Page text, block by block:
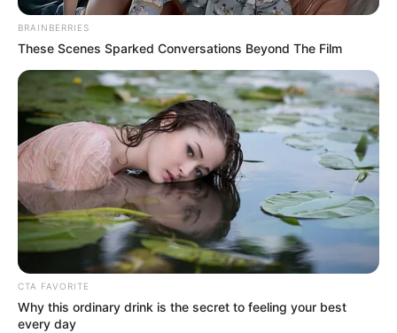
ΑΠΟΨΕΙΣ ΔΙΕΘΝΗ ΠΟΛΙΤΙΚΗ
ΔΕΝ ΚΟΛΛΑΕΙ Η ΙΣΤΟΡΙΑ ΜΕ ΤΙΣ
ΑΝΕΜΟΓΕΝΝΗΤΡΙΕΣ ΣΤΗΝ ΕΥΒΟΙΑ.
ΚΡΥΒΟΝΤΑΙ ΑΛΛΑ ΜΥΣΤΙΚΑ ΑΠΟ ΠΙΣΩ.
ΜΥΣΤΙΚΑ ΠΟΥ ΔΙΚΑΙΟΛΟΓΟΥΝ ΤΟ
ΕΓΚΛΗΜΑ.
ΚΑΠΟΙΑ ΜΕΓΑΛΑ ΜΥΣΤΙΚΑ ΚΡΥΒΟΝΤΑΙ ΠΙΣΩ ΑΠΟ ΤΙΣ ΦΩΤΙΕΣ
ΣΤΗΝ ΒΟΡΕΙΑ ΕΥΒΟΙΑ. ΜΥΣΤΙΚΑ ΠΟΥ ΔΙΚΑΙΟΛΟΓΟΥΝ ΑΚΟΜΑ
ΑΝΕΜΟΓΕΝΝΗΤΡΙΕΣ....
BRAINBERRIES
These Scenes Sparked Conversations Beyond The Film
CTA FAVORITE
Why this ordinary drink is the secret to feeling your best
every day